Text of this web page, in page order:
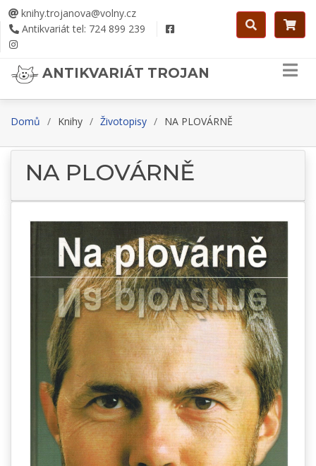
knihy.trojanova@volny.cz
Antikvariát tel: 724 899 239
ANTIKVARIÁT TROJAN
Domů Knihy Životopisy NA PLOVÁRNĚ
NA PLOVÁRNĚ